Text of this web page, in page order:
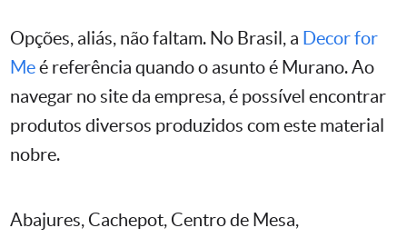
Opções, aliás, não faltam. No Brasil, a Decor for
Meé referência quando o asunto é Murano. Ao
navegar no site da empresa, é possível encontrar
produtos diversos produzidos com este material
nobre.
Abajures, Cachepot, Centro de Mesa,